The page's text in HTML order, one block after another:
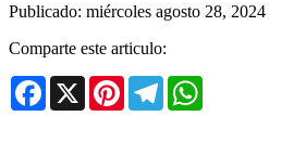
Publicado: miércoles agosto 28, 2024
Comparte este articulo:
Facebook
X PinterestTelegram